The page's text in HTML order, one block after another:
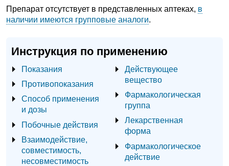
Препарат отсутствует в представленных аптеках, в
наличии имеются групповые аналоги.
Инструкция по применению
Показания
Противопоказания
Способ применения
и дозы
Побочные действия
Взаимодействие,
совместимость,
несовместимость
Действующее
вещество
Фармакологическая
группа
Лекарственная
форма
Фармакологическое
действие